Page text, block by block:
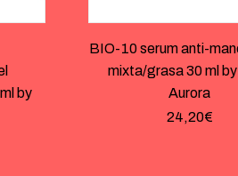
by
BIO-10 serum anti-
mixta/grasa 30 ml
Aurora
24,20€